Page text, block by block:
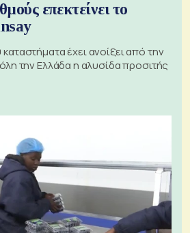
επεκτείνει το
έχει ανοίξει από την
την Ελλάδα η αλυσίδα προσιτής